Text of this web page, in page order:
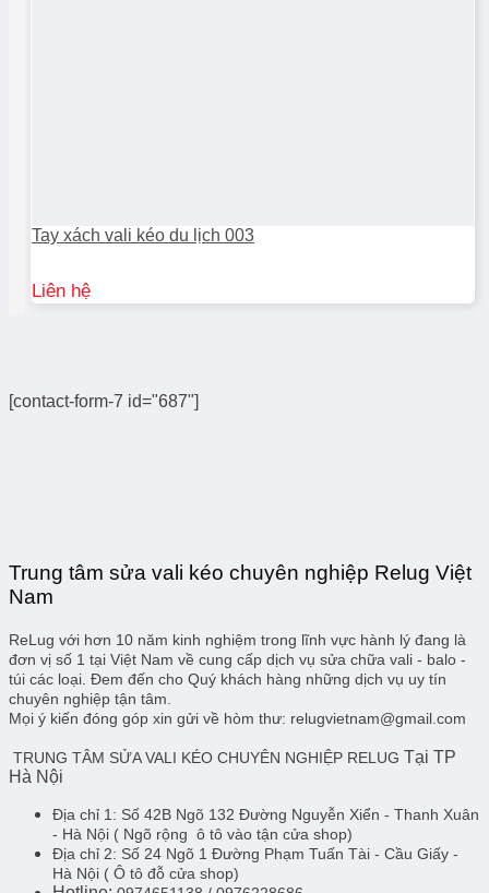
Tay xách vali kéo du lịch 003
Liên hệ
[contact-form-7 id="687"]
Trung tâm sửa vali kéo chuyên nghiệp Relug Việt
Nam
ReLug với hơn 10 năm kinh nghiệm trong lĩnh vực hành lý đang là
đơn vị số 1 tại Việt Nam về cung cấp dịch vụ sửa chữa vali - balo -
túi các loại. Đem đến cho Quý khách hàng những dịch vụ uy tín
chuyên nghiệp tận tâm.
Mọi ý kiến đóng góp xin gửi về hòm thư: relugvietnam@gmail.com
TRUNG TÂM SỬA VALI KÉO CHUYÊN NGHIỆP RELUG Tại TP
Hà Nội
Địa chỉ 1: Số 42B Ngõ 132 Đường Nguyễn Xiển - Thanh Xuân
- Hà Nội ( Ngõ rộng ô tô vào tận cửa shop)
Địa chỉ 2: Số 24 Ngõ 1 Đường Phạm Tuấn Tài - Cầu Giấy -
Hà Nội ( Ô tô đỗ cửa shop)